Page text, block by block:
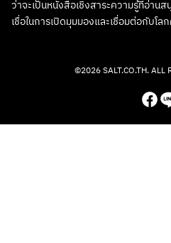
ว่าจะเป็นหนังสือเชิงสาระความรู้ที่อ่านส
เชื่อในการเปิดมุมมองและเชื่อมต่อกับโ
©2026 SALT.CO.TH. ALL